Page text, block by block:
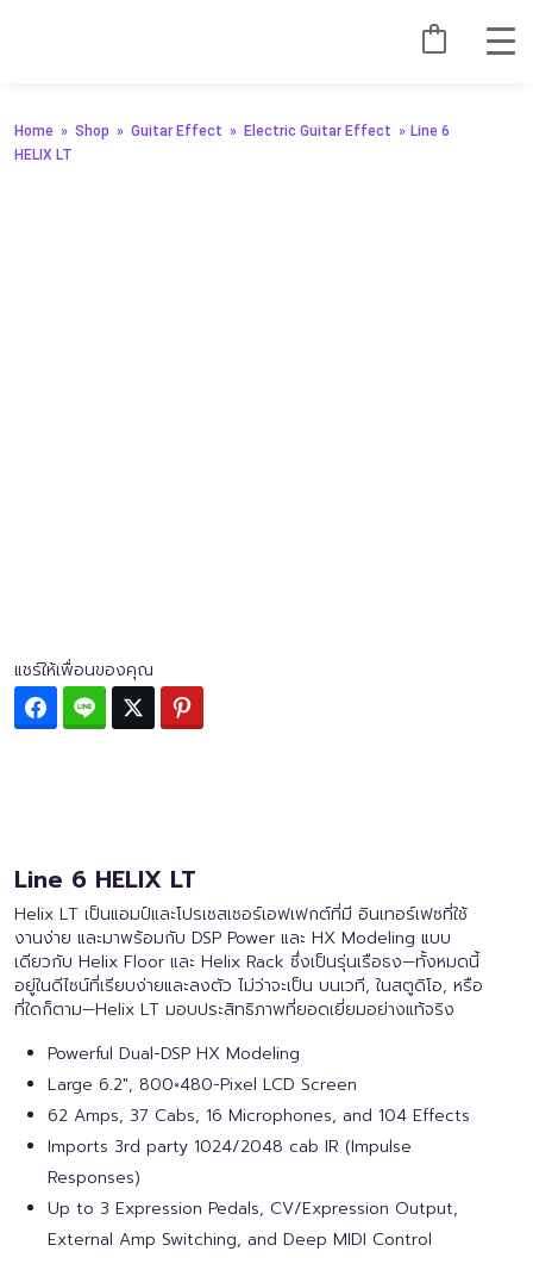
Home » Shop » Guitar Effect » Electric Guitar Effect » Line 6
HELIX LT
แชร์ให้เพื่อนของคุณ
Facebook
Line Twitter
Line 6 HELIX LT
Helix LT เป็นแอมป์และโปรเซสเซอร์เอฟเฟกต์ที่มี อินเทอร์เฟซที่ใช้
งานง่าย และมาพร้อมกับ DSP Power และ HX Modeling แบบ
เดียวกับ Helix Floor และ Helix Rack ซึ่งเป็นรุ่นเรือธง—ทั้งหมดนี้
อยู่ในดีไซน์ที่เรียบง่ายและลงตัว ไม่ว่าจะเป็น บนเวที, ในสตูดิโอ, หรือ
ที่ใดก็ตาม—Helix LT มอบประสิทธิภาพที่ยอดเยี่ยมอย่างแท้จริง
Powerful Dual-DSP HX Modeling
Large 6.2″, 800×480-Pixel LCD Screen
62 Amps, 37 Cabs, 16 Microphones, and 104 Effects
Imports 3rd party 1024/2048 cab IR (Impulse
Responses)
Up to 3 Expression Pedals, CV/Expression Output,
External Amp Switching, and Deep MIDI Control